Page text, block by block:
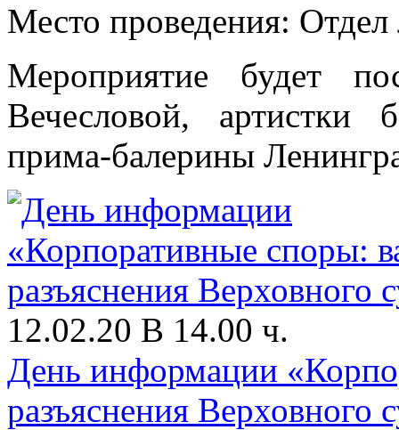
Место проведения: Отдел
Мероприятие будет
Вечесловой, артистки
прима-балерины
12.02.20 В 14.00 ч.
День информации
разъяснения Верховного